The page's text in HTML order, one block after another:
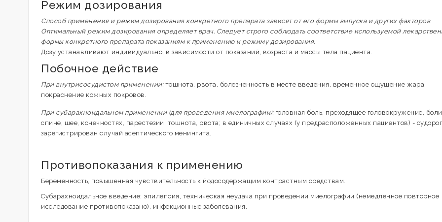
Режим дозирования
Способ применения и режим дозирования конкретного препарата зависят от его формы выпуска и других факторов.
Оптимальный режим дозирования определяет врач. Следует строго соблюдать соответствие используемой
формы конкретного препарата показаниям к применению и режиму дозирования.
Дозу устанавливают индивидуально, в зависимости от показаний, возраста и массы тела пациента.
Побочное действие
При внутрисосудистом применении:тошнота, рвота, болезненность в месте введения, временное ощущение жара,
покраснение кожных покровов.
При субарахноидальном применении (для проведения миелографии):головная боль, преходящее головокружение,
спине, шее, конечностях, парестезии, тошнота, рвота; в единичных случаях (у предрасположенных пациентов) -
зарегистрирован случай асептического менингита.
Противопоказания к применению
Беременность, повышенная чувствительность к йодосодержащим контрастным средствам.
Субарахноидальное введение: эпилепсия, техническая неудача при проведении миелографии (немедленное повторное
исследование противопоказано), инфекционные заболевания.